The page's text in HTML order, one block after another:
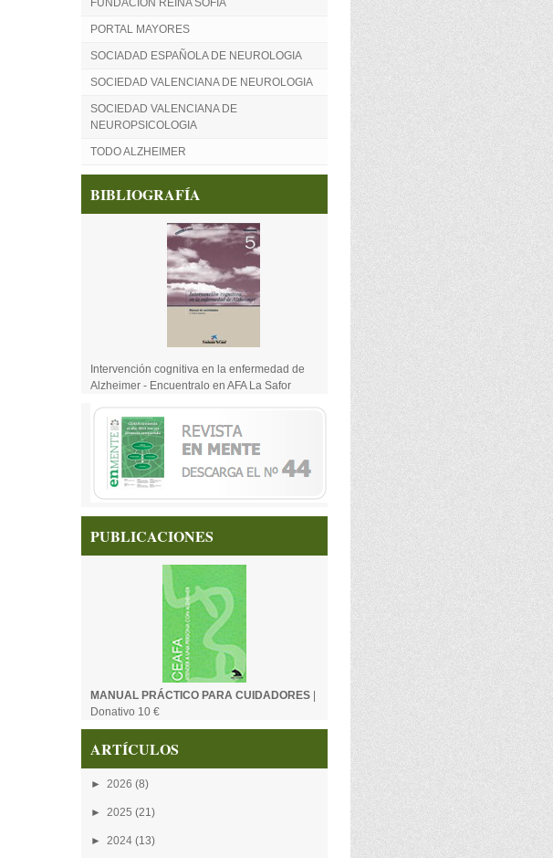
FUNDACION REINA SOFIA
PORTAL MAYORES
SOCIADAD ESPAÑOLA DE NEUROLOGIA
SOCIEDAD VALENCIANA DE NEUROLOGIA
SOCIEDAD VALENCIANA DE
NEUROPSICOLOGIA
TODO ALZHEIMER
BIBLIOGRAFÍA
Intervención cognitiva en la enfermedad de
Alzheimer - Encuentralo en AFA La Safor
PUBLICACIONES
MANUAL PRÁCTICO PARA CUIDADORES
Donativo 10 €
ARTÍCULOS
► 2026 (8)
► 2025 (21)
► 2024 (13)